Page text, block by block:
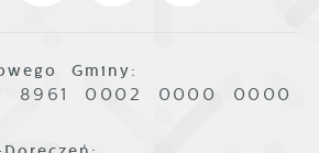
Gminy:
8961 0002 0000 0000